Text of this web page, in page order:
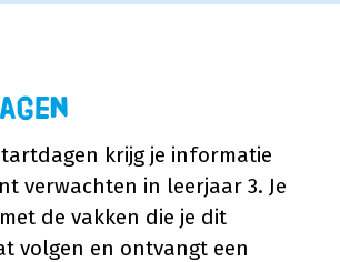
krijg je informatie
verwachten in leerjaar 3. Je
de vakken die je dit
volgen en ontvangt een